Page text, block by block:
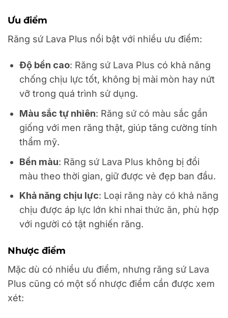
Ưu điểm
Răng sứ Lava Plus nổi bật với nhiều ưu điểm:
Độ bền cao: Răng sứ Lava Plus có khả năng
chống chịu lực tốt, không bị mài mòn hay nứt
vỡ trong quá trình sử dụng.
Màu sắc tự nhiên: Răng sứ có màu sắc gần
giống với men răng thật, giúp tăng cường tính
thẩm mỹ.
Bền màu: Răng sứ Lava Plus không bị đổi
màu theo thời gian, giữ được vẻ đẹp ban đầu.
Khả năng chịu lực: Loại răng này có khả năng
chịu được áp lực lớn khi nhai thức ăn, phù hợp
với người có tật nghiến răng.
Nhược điểm
Mặc dù có nhiều ưu điểm, nhưng răng sứ Lava
Plus cũng có một số nhược điểm cần được xem
xét: